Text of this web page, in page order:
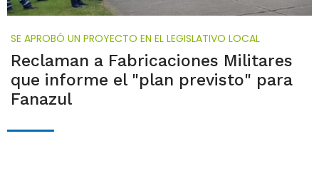
SE APROBÓ UN PROYECTO EN EL LEGISLATIVO LOCAL
Reclaman a Fabricaciones Militares
que informe el "plan previsto" para
Fanazul